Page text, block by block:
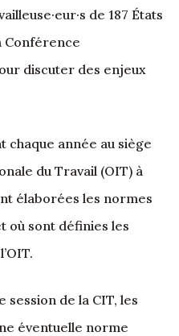
de 187 États
Conférence
discuter des enjeux
chaque année au siège
du Travail (OIT) à
élaborées les normes
où sont définies les
session de la CIT, les
éventuelle norme